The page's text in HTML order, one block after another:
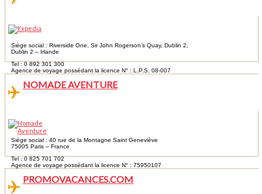
Siège social : Riverside One, Sir John Rogerson’s Quay, Dublin 2,
Dublin 2 – Irlande
Tel : 0 892 301 300
Agence de voyage possédant la licence N° : L.P.S. 08-007
NOMADE AVENTURE
Siège social : 40 rue de la Montagne Saint Geneviève
75005 Paris – France
Tel : 0 825 701 702
Agence de voyage possédant la licence N° : 75950107
PROMOVACANCES.COM